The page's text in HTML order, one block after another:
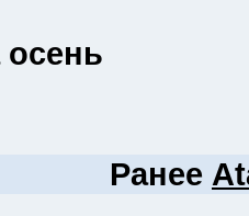
Ранее